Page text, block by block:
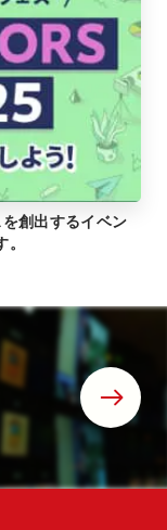
創出するイベン